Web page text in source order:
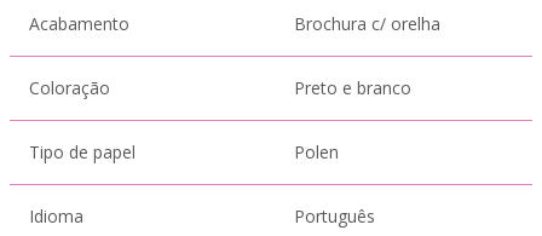
Acabamento Brochura c/ orelha
Coloração Preto e branco
Tipo de papel Polen
Idioma Português